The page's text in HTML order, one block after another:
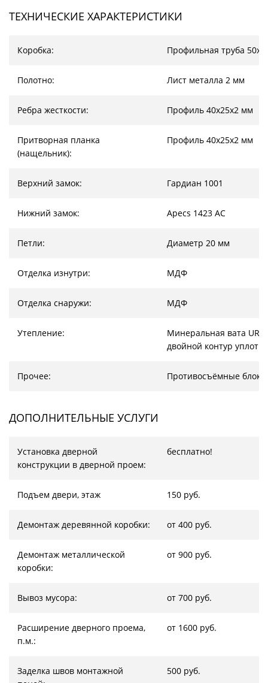
ТЕХНИЧЕСКИЕ ХАРАКТЕРИСТИКИ
Коробка: Профильная труба
Полотно: Лист металла 2 мм
Ребра жесткости: Профиль 40х25х2 мм
Притворная планка
(нащельник):
Профиль 40х25х2 мм
Верхний замок: Гардиан 1001
Нижний замок: Apecs 1423 AC
Петли: Диаметр 20 мм
Отделка изнутри: МДФ
Отделка снаружи: МДФ
Утепление:
Минеральная вата
двойной контур
Прочее: Противосъёмные
ДОПОЛНИТЕЛЬНЫЕ УСЛУГИ
Установка дверной
конструкции в дверной проем:
бесплатно!
Подъем двери, этаж 150 руб.
Демонтаж деревянной коробки: от 400 руб.
Демонтаж металлической
коробки:
от 900 руб.
Вывоз мусора: от 700 руб.
Расширение дверного проема,
п.м.:
от 1600 руб.
Заделка швов монтажной
500 руб.